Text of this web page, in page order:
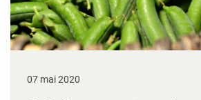
07 mai 2020